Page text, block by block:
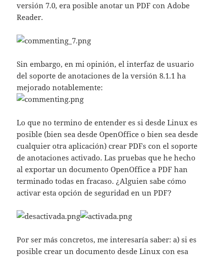
versión 7.0, era posible anotar un PDF con Adobe
Reader.
Sin embargo, en mi opinión, el interfaz de usuario
del soporte de anotaciones de la versión 8.1.1 ha
mejorado notablemente:
Lo que no termino de entender es si desde Linux es
posible (bien sea desde OpenOffice o bien sea desde
cualquier otra aplicación) crear PDFs con el soporte
de anotaciones activado. Las pruebas que he hecho
al exportar un documento OpenOffice a PDF han
terminado todas en fracaso. ¿Alguien sabe cómo
activar esta opción de seguridad en un PDF?
Por ser más concretos, me interesaría saber: a) si es
posible crear un documento desde Linux con esa